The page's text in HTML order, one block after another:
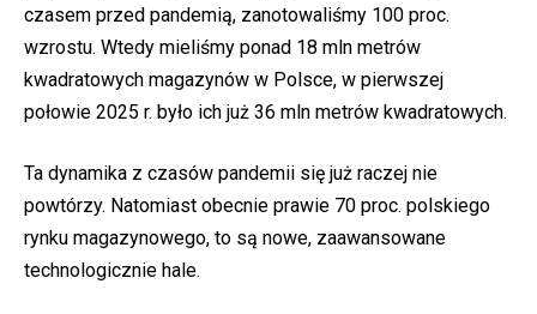
czasem przed pandemią, zanotowaliśmy 100 proc.
wzrostu. Wtedy mieliśmy ponad 18 mln metrów
kwadratowych magazynów w Polsce, w pierwszej
połowie 2025 r. było ich już 36 mln metrów kwadratowych.
Ta dynamika z czasów pandemii się już raczej nie
powtórzy. Natomiast obecnie prawie 70 proc. polskiego
rynku magazynowego, to są nowe, zaawansowane
technologicznie hale.